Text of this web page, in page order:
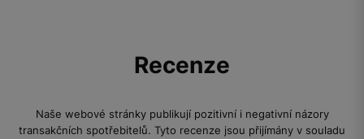
Recenze
Naše webové stránky publikují pozitivní i negativní názory
transakčních spotřebitelů. Tyto recenze jsou přijímány v souladu